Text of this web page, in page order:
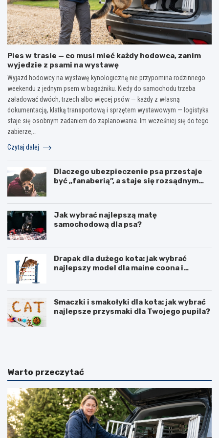
Pies w trasie — co musi mieć każdy hodowca, zanim
wyjedzie z psami na wystawę
Wyjazd hodowcy na wystawę kynologiczną nie przypomina rodzinnego
weekendu z jednym psem w bagażniku. Kiedy do samochodu trzeba
załadować dwóch, trzech albo więcej psów — każdy z własną
dokumentacją, klatką transportową i sprzętem wystawowym — logistyka
staje się osobnym zadaniem do zaplanowania. Im wcześniej się do tego
zabierze,…
Czytaj dalej
Dlaczego ubezpieczenie psa przestaje
być „fanaberią”, a staje się rozsądnym
Jak wybrać najlepszą matę
samochodową dla psa?
Drapak dla dużego kota: jak wybrać
najlepszy model dla maine coona i
Smaczki i smakołyki dla kota: jak wybrać
najlepsze przysmaki dla Twojego pupila?
D
k
i
k
a
r
t
J
r
e
a
r
a
t
Warto przeczytać